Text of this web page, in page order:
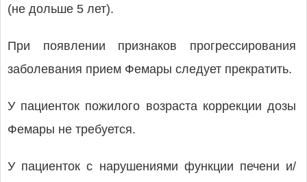
(не дольше 5 лет).
При появлении признаков прогрессирования
заболевания прием Фемары следует прекратить.
У пациенток пожилого возраста коррекции дозы
Фемары не требуется.
У пациенток с нарушениями функции печени и/